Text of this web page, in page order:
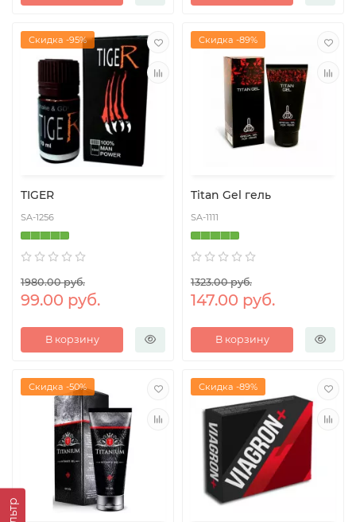
Скидка -95%
TIGER
SA-1256
1980.00 руб.
99.00 руб.
В корзину
Скидка -89%
Titan Gel гель
SA-1111
1323.00 руб.
147.00 руб.
В корзину
Скидка -50% Скидка -89%